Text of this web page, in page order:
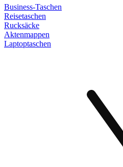
Business-Taschen
Reisetaschen
Rucksäcke
Aktenmappen
Laptoptaschen